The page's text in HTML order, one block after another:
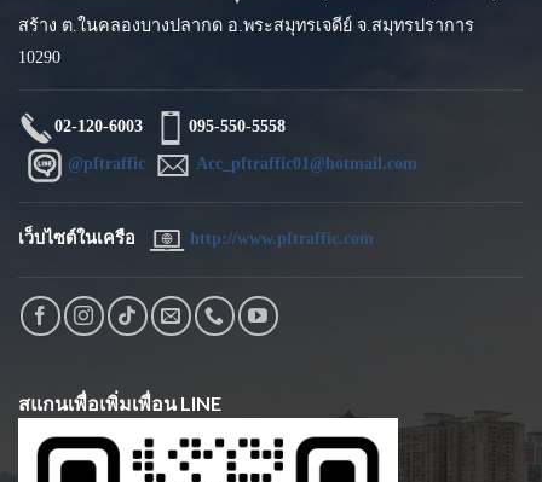
สร้าง ต.ในคลองบางปลากด อ.พระสมุทรเจดีย์ จ.สมุทรปราการ
10290
02-120-6003
095-550-5558
@pftraffic
Acc_pftraffic01@hotmail.com
เว็บไซต์ในเครือ http://www.pftraffic.com
สแกนเพื่อเพิ่มเพื่อน LINE